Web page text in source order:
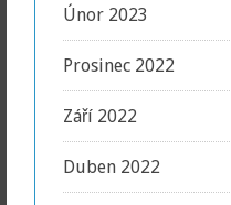
Únor 2023
Prosinec 2022
Září 2022
Duben 2022